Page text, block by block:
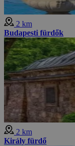
2 km
Budapesti fürdők
2 km
Király fürdő